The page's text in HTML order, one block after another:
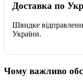
Доставка по
Швидке
України.
Чому важливо